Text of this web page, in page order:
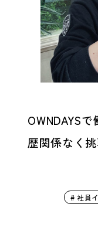
OWNDAYS
歴関係なく
# 社員